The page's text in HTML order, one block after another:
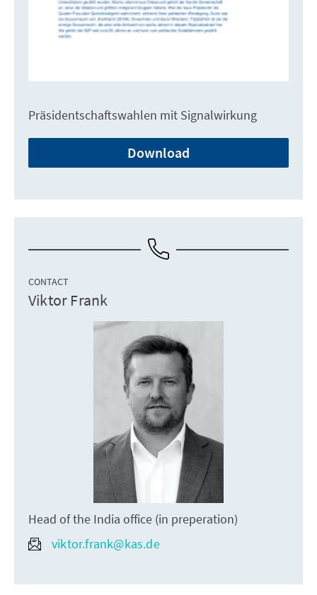
Präsidentschaftswahlen mit Signalwirkung
Download
CONTACT
Viktor Frank
Head of the India office (in preperation)
viktor.frank@kas.de